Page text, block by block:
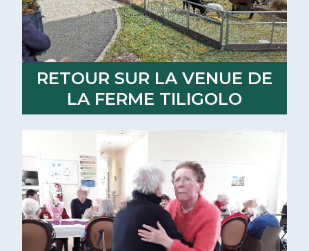
RETOUR SUR LA VENUE DE
LA FERME TILIGOLO
Lire la suite